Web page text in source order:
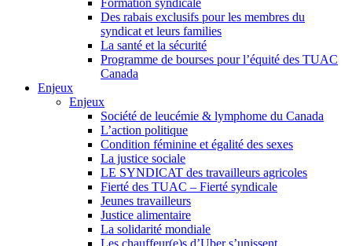
Formation syndicale
Des rabais exclusifs pour les membres du
syndicat et leurs families
La santé et la sécurité
Programme de bourses pour l’équité des TUAC
Canada
Enjeux
Enjeux
Société de leucémie & lymphome du Canada
L’action politique
Condition féminine et égalité des sexes
La justice sociale
LE SYNDICAT des travailleurs agricoles
Fierté des TUAC – Fierté syndicale
Jeunes travailleurs
Justice alimentaire
La solidarité mondiale
Les chauffeur(e)s d’Uber s’unissent